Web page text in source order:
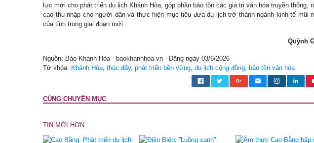
lực mới cho phát triển du lịch Khánh Hòa, góp phần bảo tồn các giá trị văn hóa truyền thống,
cao thu nhập cho người dân và thực hiện mục tiêu đưa du lịch trở thành ngành kinh tế mũi
của tỉnh trong giai đoạn mới.
Quỳnh
Nguồn: Báo Khánh Hòa - baokhanhhoa.vn - Đăng ngày 03/6/2026
Từ khóa: Khánh Hòa thúc đẩy, phát triển bền vững du lịch cộng đồng bảo tồn văn hóa
CÙNG CHUYÊN MỤC
TIN MỚI HƠN